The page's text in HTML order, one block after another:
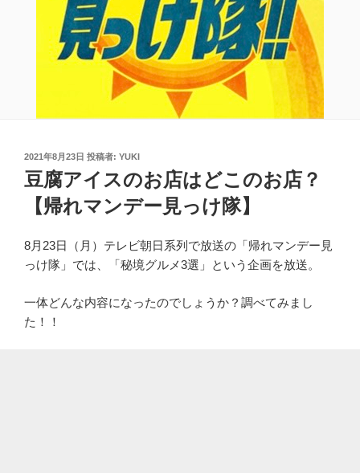
投
稿
日:
2021年8月23日 投稿者: YUKI
豆腐アイスのお店はどこのお店？
【帰れマンデー見っけ隊】
8月23日（月）テレビ朝日系列で放送の「帰れマンデー見
っけ隊」では、「秘境グルメ3選」という企画を放送。
一体どんな内容になったのでしょうか？調べてみまし
た！！